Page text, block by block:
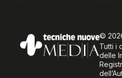
©
Tutti i
delle